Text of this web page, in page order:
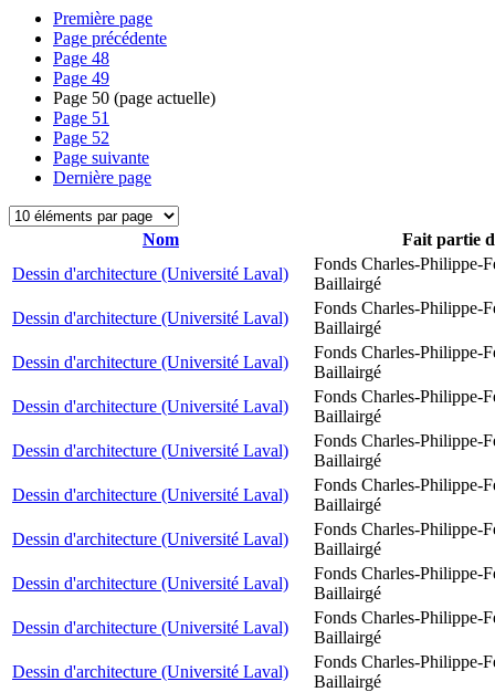
Première page
Page précédente
Page 48
Page 49
Page 50 (page actuelle)
Page 51
Page 52
Page suivante
Dernière page
Nom
Fait partie
Dessin d'architecture (Université Laval)
Fonds Charles-Philippe-
Baillairgé
Dessin d'architecture (Université Laval)
Fonds Charles-Philippe-
Baillairgé
Dessin d'architecture (Université Laval)
Fonds Charles-Philippe-
Baillairgé
Dessin d'architecture (Université Laval)
Fonds Charles-Philippe-
Baillairgé
Dessin d'architecture (Université Laval)
Fonds Charles-Philippe-
Baillairgé
Dessin d'architecture (Université Laval)
Fonds Charles-Philippe-
Baillairgé
Dessin d'architecture (Université Laval)
Fonds Charles-Philippe-
Baillairgé
Dessin d'architecture (Université Laval)
Fonds Charles-Philippe-
Baillairgé
Dessin d'architecture (Université Laval)
Fonds Charles-Philippe-
Baillairgé
Dessin d'architecture (Université Laval)
Fonds Charles-Philippe-
Baillairgé